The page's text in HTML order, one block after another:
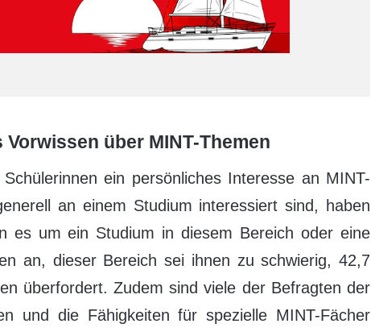
über MINT-Themen
ein persönliches Interesse an MINT-
an einem Studium interessiert sind, haben
es um ein Studium in diesem Bereich oder eine
an, dieser Bereich sei ihnen zu schwierig, 42,7
überfordert. Zudem sind viele der Befragten der
und die Fähigkeiten für spezielle MINT-Fächer